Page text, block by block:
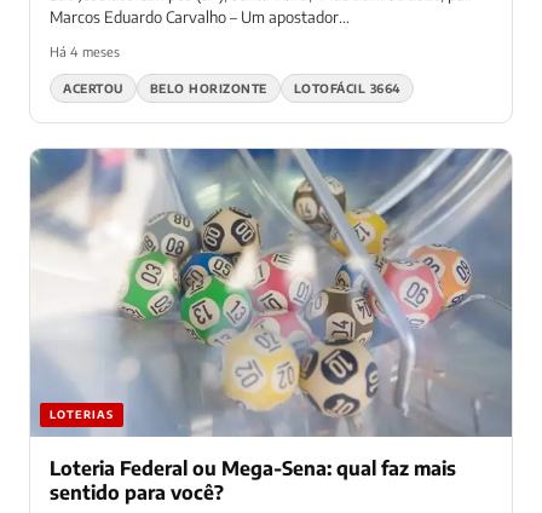
Marcos Eduardo Carvalho – Um apostador...
Há 4 meses
ACERTOU BELO HORIZONTE LOTOFÁCIL 3664
LOTERIAS
Loteria Federal ou Mega-Sena: qual faz mais
sentido para você?